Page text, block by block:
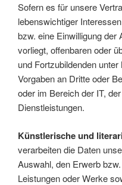
Sofern es für unsere
lebenswichtiger
bzw. eine Einwilligung der
vorliegt, offenbaren oder
und Fortzubildenden
Vorgaben an Dritte oder
oder im Bereich der IT,
Dienstleistungen.
Künstlerische und
verarbeiten die Daten
Auswahl, den Erwerb
Leistungen oder Werke